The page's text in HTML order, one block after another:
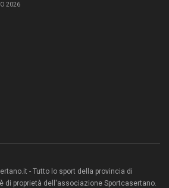
2026
- Tutto lo sport della provincia di
di proprietà dell'associazione Sportcasertano.